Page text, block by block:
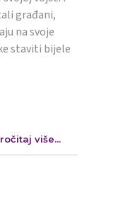
građani,
na svoje
staviti bijele
više...